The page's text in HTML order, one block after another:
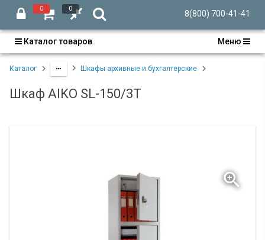
0 0
8(800) 700-41-41
Каталог товаров Меню
Каталог Шкафы архивные и бухгалтерские
Шкаф AIKO SL-150/3T